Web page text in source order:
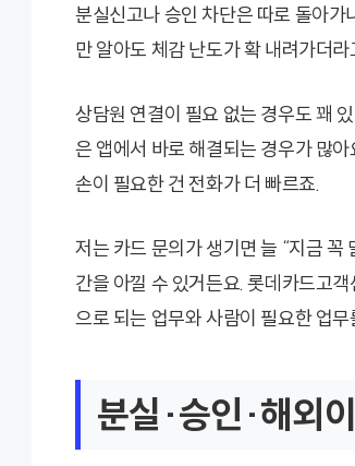
분실신고나 승인 차단은 따로 돌아가
만 알아도 체감 난도가 확 내려가더라
상담원 연결이 필요 없는 경우도 꽤
은 앱에서 바로 해결되는 경우가 많
손이 필요한 건 전화가 더 빠르죠.
저는 카드 문의가 생기면 늘 “지금 꼭
간을 아낄 수 있거든요. 롯데카드고
으로 되는 업무와 사람이 필요한 업
분실·승인·해외